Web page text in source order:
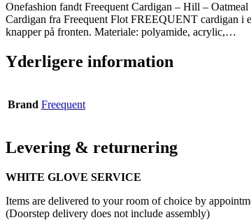
Onefashion fandt Freequent Cardigan – Hill –
Cardigan fra Freequent Flot FREEQUENT cardigan i
knapper på fronten. Materiale: polyamide, acrylic,…
Yderligere information
Brand Freequent
Levering & returnering
WHITE GLOVE SERVICE
Items are delivered to your room of choice by
(Doorstep delivery does not include assembly)